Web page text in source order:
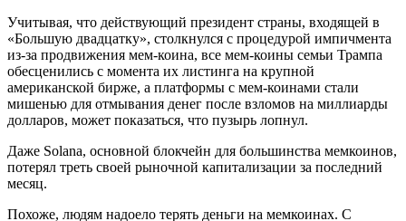
Учитывая, что действующий президент страны, входящей в
«Большую двадцатку», столкнулся с процедурой импичмента
из-за продвижения мем-коина, все мем-коины семьи Трампа
обесценились с момента их листинга на крупной
американской бирже, а платформы с мем-коинами стали
мишенью для отмывания денег после взломов на миллиарды
долларов, может показаться, что пузырь лопнул.
Даже Solana, основной блокчейн для большинства мемкоинов,
потерял треть своей рыночной капитализации за последний
месяц.
Похоже, людям надоело терять деньги на мемкоинах. С